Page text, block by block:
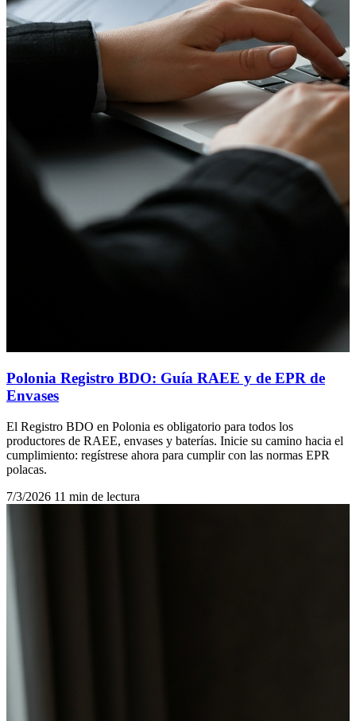
Polonia Registro BDO: Guía RAEE y de EPR de
Envases
El Registro BDO en Polonia es obligatorio para todos los
productores de RAEE, envases y baterías. Inicie su camino hacia el
cumplimiento: regístrese ahora para cumplir con las normas EPR
polacas.
7/3/2026 11 min de lectura